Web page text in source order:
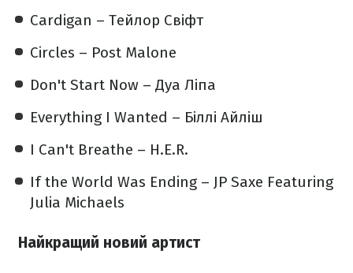
Cardigan – Тейлор Свіфт
Circles – Post Malone
Don't Start Now – Дуа Ліпа
Everything I Wanted – Біллі Айліш
I Can't Breathe – H.E.R.
If the World Was Ending – JP Saxe Featuring
Julia Michaels
Найкращий новий артист